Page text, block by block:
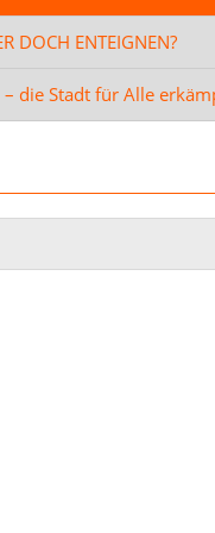
DOCH ENTEIGNEN?
die Stadt für Alle